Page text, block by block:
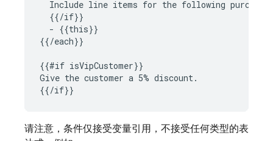
Include line items for the following
  {{/if}}
  - {{this}}
{{/each}}
{{#if isVipCustomer}}
Give the customer a 5% discount.
请注意，条件仅接受变量引用，不接受任何类型的表